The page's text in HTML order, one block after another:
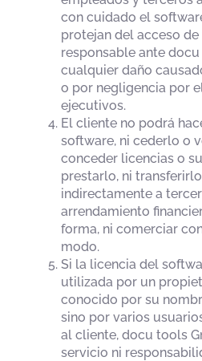
con cuidado el
protejan del acceso
responsable ante
cualquier daño
o por negligencia por
ejecutivos.
El cliente no podrá
software, ni cederlo o
conceder licencias o
prestarlo, ni
indirectamente a
arrendamiento
forma, ni comerciar
modo.
Si la licencia del
utilizada por un
conocido por su
sino por varios
al cliente, docu tools
servicio ni